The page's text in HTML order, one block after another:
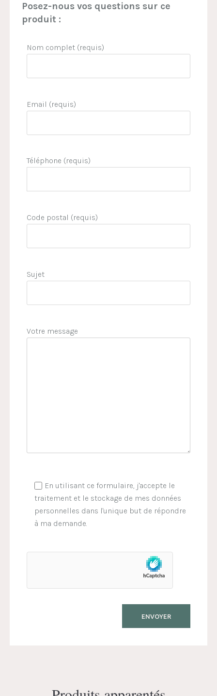
Posez-nous vos questions sur ce
produit :
Nom complet (requis)
Email (requis)
Téléphone (requis)
Code postal (requis)
Sujet
Votre message
En utilisant ce formulaire, j'accepte le
traitement et le stockage de mes données
personnelles dans l'unique but de répondre
à ma demande.